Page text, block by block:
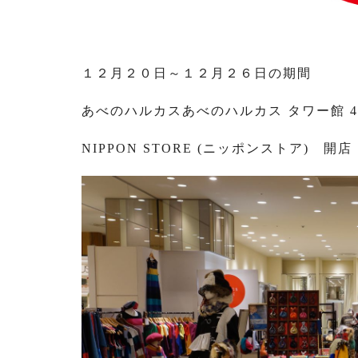
１２月２０日～１２月２６日の期間
あべのハルカスあべのハルカス タワー館
NIPPON STORE (ニッポンストア) 開店